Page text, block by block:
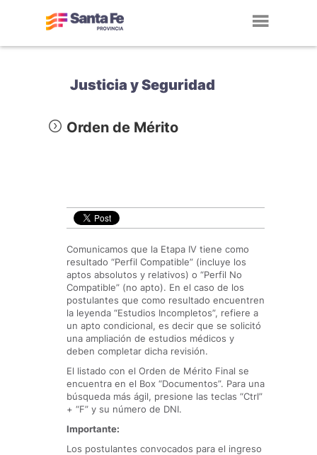
Justicia y Seguridad
Orden de Mérito
Comunicamos que la Etapa IV tiene como
resultado “Perfil Compatible” (incluye los
aptos absolutos y relativos) o “Perfil No
Compatible” (no apto). En el caso de los
postulantes que como resultado encuentren
la leyenda “Estudios Incompletos”, refiere a
un apto condicional, es decir que se solicitó
una ampliación de estudios médicos y
deben completar dicha revisión.
El listado con el Orden de Mérito Final se
encuentra en el Box “Documentos”. Para una
búsqueda más ágil, presione las teclas “Ctrl”
+ “F” y su número de DNI.
Importante:
Los postulantes convocados para el ingreso